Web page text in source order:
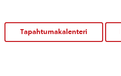
Tapahtumakalenteri